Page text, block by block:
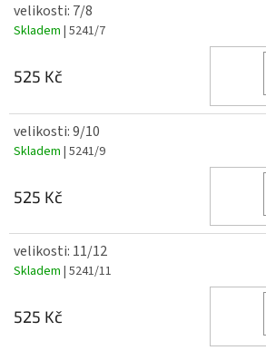
velikosti: 7/8
Skladem | 5241/7
525 Kč
velikosti: 9/10
Skladem | 5241/9
525 Kč
velikosti: 11/12
Skladem | 5241/11
525 Kč